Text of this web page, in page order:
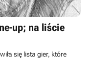
up; na liście
się lista gier, które